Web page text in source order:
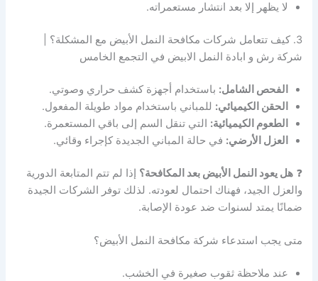
لا يظهر إلا بعد انتشار مستعمراته.
3. كيف تتعامل شركات مكافحة النمل الأبيض مع المشكلة؟ |
شركة رش و ابادة النمل الابيض في التجمع الخامس
الفحص الشامل: باستخدام أجهزة كشف حراري وصوتي.
الحقن الكيميائي: للمباني باستخدام مواد طويلة المفعول.
الطعوم الكيميائية: التي تنقل السم إلى باقي المستعمرة.
العزل الأرضي: في حالة المباني الجديدة كإجراء وقائي.
❓هل يعود النمل الأبيض بعد المكافحة؟ إذا لم تتم المتابعة الدورية
والعزل الجيد، فهناك احتمال لعودته. لذلك توفر الشركات الجيدة
ضمانًا يمتد لسنوات ضد عودة الإصابة.
متى يجب استدعاء شركة مكافحة النمل الأبيض؟
عند ملاحظة ثقوب صغيرة في الخشب.